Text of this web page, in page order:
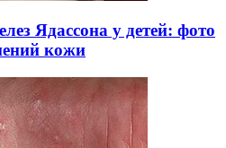
Ядассона у детей: фото
кожи